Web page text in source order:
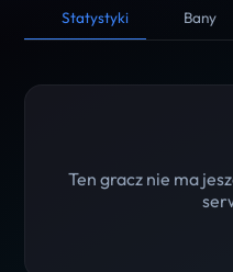
Statystyki Bany
Ten gracz nie ma